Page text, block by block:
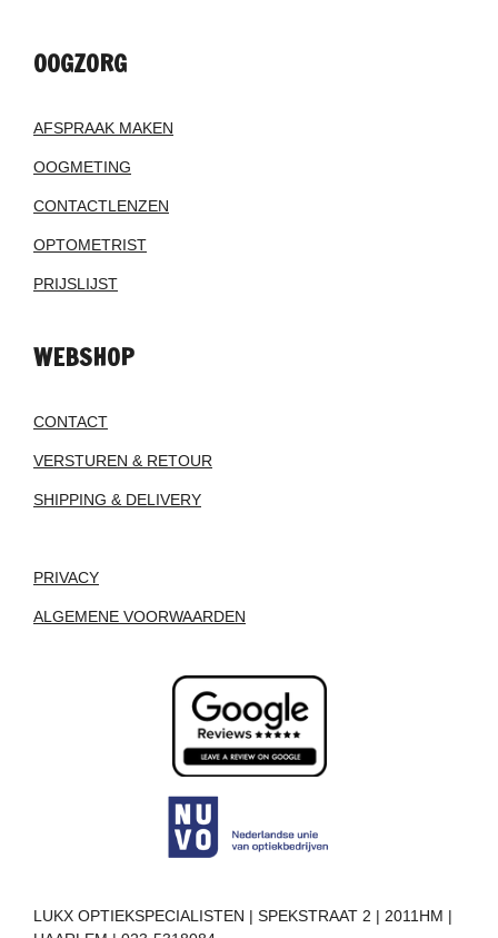
OOGZORG
AFSPRAAK MAKEN
OOGMETING
CONTACTLENZEN
OPTOMETRIST
PRIJSLIJST
WEBSHOP
CONTACT
VERSTUREN & RETOUR
SHIPPING & DELIVERY
PRIVACY
ALGEMENE VOORWAARDEN
LUKX OPTIEKSPECIALISTEN | SPEKSTRAAT 2 | 2011HM |